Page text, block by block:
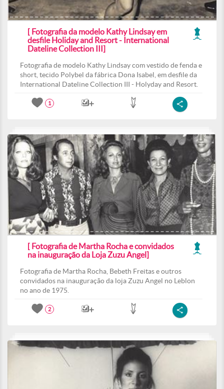
[ Fotografia da modelo Kathy Lindsay em
desfile Holiday and Resort - International
Dateline Collection III]
Fotografia de modelo Kathy Lindsay com vestido de fenda e
short, tecido Polybel da fábrica Dona Isabel, em desfile da
International Dateline Collection III - Holyday and Resort.
1
[ Fotografia de Martha Rocha e convidados
na inauguração da Loja Zuzu Angel]
Fotografia de Martha Rocha, Bebeth Freitas e outros
convidados na inauguração da loja Zuzu Angel no Leblon
no ano de 1975.
2